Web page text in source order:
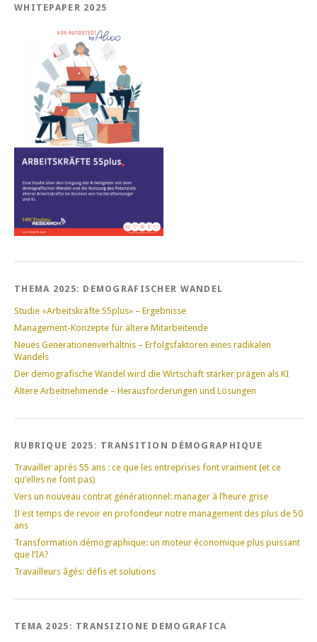
WHITEPAPER 2025
THEMA 2025: DEMOGRAFISCHER WANDEL
Studie «Arbeitskräfte 55plus» – Ergebnisse
Management-Konzepte für ältere Mitarbeitende
Neues Generationenverhältnis – Erfolgsfaktoren eines radikalen
Wandels
Der demografische Wandel wird die Wirtschaft stärker prägen als KI
Ältere Arbeitnehmende – Herausforderungen und Lösungen
RUBRIQUE 2025: TRANSITION DÉMOGRAPHIQUE
Travailler après 55 ans : ce que les entreprises font vraiment (et ce
qu’elles ne font pas)
Vers un nouveau contrat générationnel: manager à l’heure grise
Il est temps de revoir en profondeur notre management des plus de 50
ans
Transformation démographique: un moteur économique plus puissant
que l’IA?
Travailleurs âgés: défis et solutions
TEMA 2025: TRANSIZIONE DEMOGRAFICA